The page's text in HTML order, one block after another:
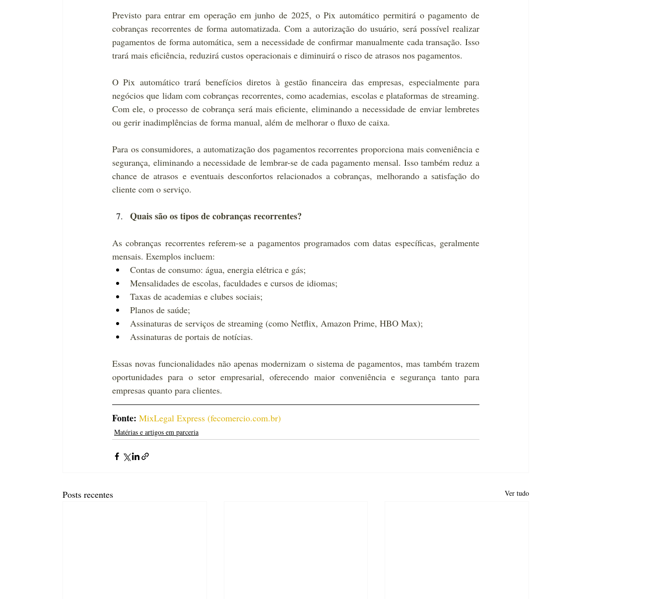
Previsto para entrar em operação em junho de 2025, o Pix automático permitirá o pagamento de
cobranças recorrentes de forma automatizada. Com a autorização do usuário, será possível realizar
pagamentos de forma automática, sem a necessidade de confirmar manualmente cada transação. Isso
trará mais eficiência, reduzirá custos operacionais e diminuirá o risco de atrasos nos pagamentos.
O Pix automático trará benefícios diretos à gestão financeira das empresas, especialmente para
negócios que lidam com cobranças recorrentes, como academias, escolas e plataformas de streaming.
Com ele, o processo de cobrança será mais eficiente, eliminando a necessidade de enviar lembretes
ou gerir inadimplências de forma manual, além de melhorar o fluxo de caixa.
Para os consumidores, a automatização dos pagamentos recorrentes proporciona mais conveniência e
segurança, eliminando a necessidade de lembrar-se de cada pagamento mensal. Isso também reduz a
chance de atrasos e eventuais desconfortos relacionados a cobranças, melhorando a satisfação do
cliente com o serviço.
Quais são os tipos de cobranças recorrentes?
As cobranças recorrentes referem-se a pagamentos programados com datas específicas, geralmente
mensais. Exemplos incluem:
Contas de consumo: água, energia elétrica e gás;
Mensalidades de escolas, faculdades e cursos de idiomas;
Taxas de academias e clubes sociais;
Planos de saúde;
Assinaturas de serviços de streaming (como Netflix, Amazon Prime, HBO Max);
Assinaturas de portais de notícias.
Essas novas funcionalidades não apenas modernizam o sistema de pagamentos, mas também trazem
oportunidades para o setor empresarial, oferecendo maior conveniência e segurança tanto para
empresas quanto para clientes.
Fonte: MixLegal Express (fecomercio.com.br)
Matérias e artigos em parceria
Posts recentes Ver tudo